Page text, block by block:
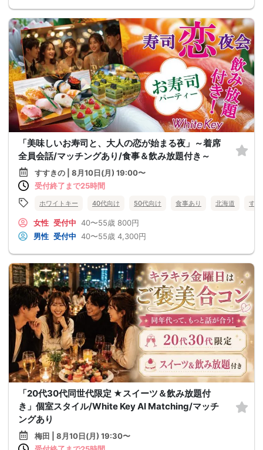
「美味しいお寿司と、大人の恋が始まる夜」～着席
全員会話/マッチングあり/食事＆飲み放題付き～
すすきの | 8月10日(月) 19:00〜
受付終了まで25時間
ホワイトキー 40代向け 50代向け 食事あり 北海道 す
女性 受付中 40〜55歳 800円
男性 受付中 40〜55歳 4,300円
「20代30代同世代限定 ★スイーツ＆飲み放題付
き」個室スタイル/White Key AI Matching/マッチ
ングあり
梅田 | 8月10日(月) 19:30〜